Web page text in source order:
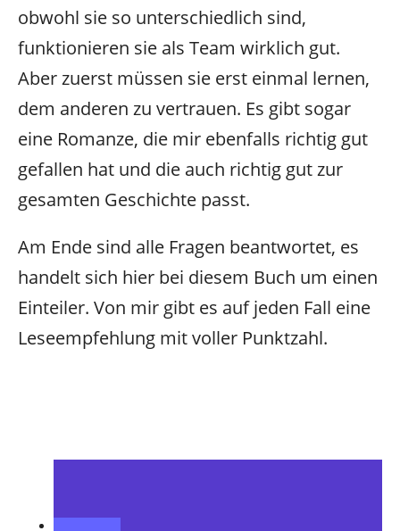
obwohl sie so unterschiedlich sind,
funktionieren sie als Team wirklich gut.
Aber zuerst müssen sie erst einmal lernen,
dem anderen zu vertrauen. Es gibt sogar
eine Romanze, die mir ebenfalls richtig gut
gefallen hat und die auch richtig gut zur
gesamten Geschichte passt.
Am Ende sind alle Fragen beantwortet, es
handelt sich hier bei diesem Buch um einen
Einteiler. Von mir gibt es auf jeden Fall eine
Leseempfehlung mit voller Punktzahl.